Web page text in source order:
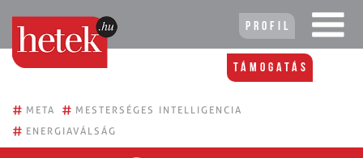
Profil
Támogatás
# META # MESTERSÉGES INTELLIGENCIA
# ENERGIAVÁLSÁG